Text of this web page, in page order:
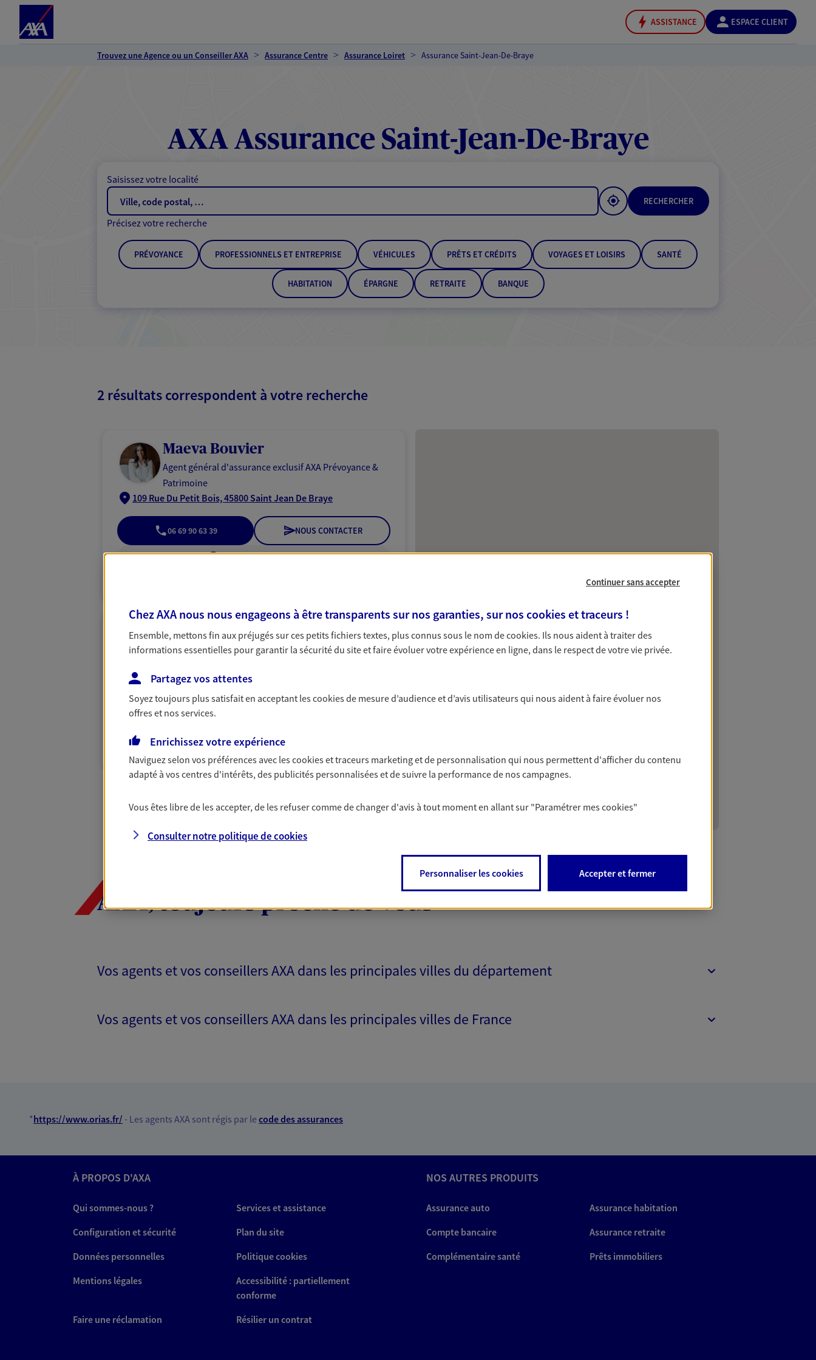
ASSISTANCE ESPACE CLIENT
Trouvez une Agence ou un Conseiller AXA Assurance Centre Assurance Loiret Assurance Saint-Jean-De-Braye
AXA Assurance Saint-Jean-De-Braye
Saisissez votre localité
RECHERCHER
Précisez votre recherche
PRÉVOYANCE PROFESSIONNELS ET ENTREPRISE VÉHICULES PRÊTS ET CRÉDITS VOYAGES ET LOISIRS SANTÉ
HABITATION ÉPARGNE RETRAITE BANQUE
2 résultats correspondent à votre recherche
Maeva Bouvier
Agent général d'assurance exclusif AXA Prévoyance &
Patrimoine
109 Rue Du Petit Bois, 45800 Saint Jean De Braye
06 69 90 63 39 NOUS CONTACTER
VOIR NOTRE SITE WEB
Mathilde Poisson
Conseiller AXA Epargne et Protection
45800 St Jean De Braye
06 43 85 19 16
VOIR NOTRE SITE WEB
AXA, toujours proche de vous
Vos agents et vos conseillers AXA dans les principales villes du département
Vos agents et vos conseillers AXA dans les principales villes de France
*https://www.orias.fr/ - Les agents AXA sont régis par lecode des assurances
À PROPOS D'AXA
Qui sommes-nous ?
Services et assistance
Configuration et sécurité
Plan du site
Données personnelles
Politique cookies
Mentions légales
Accessibilité : partiellement
conforme
Faire une réclamation
Résilier un contrat
NOS AUTRES PRODUITS
Assurance auto
Assurance habitation
Compte bancaire
Assurance retraite
Complémentaire santé
Prêts immobiliers
Continuer sans accepter
Chez AXA nous nous engageons à être transparents sur nos garanties, sur nos cookies et traceurs !
Ensemble, mettons fin aux préjugés sur ces petits fichiers textes, plus connus sous le nom decookies. Ils nous aident à traiter des
informations essentielles pour garantir la sécurité du site et faire évoluer votre expérience en ligne, dans le respect de votre vie privée.
Partagez vos attentes
Soyez toujours plus satisfait en acceptant lescookiesde mesure d’audience et d’avis utilisateurs qui nous aident à faire évoluer nos
offres et nos services.
Enrichissez votre expérience
Naviguez selon vos préférences avec lescookies et traceurs marketing et de personnalisation qui nous permettent d'afficher du contenu
adapté à vos centres d'intérêts, des publicités personnalisées et de suivre la performance de nos campagnes.
Vous êtes libre de les accepter, de les refuser comme de changer d'avis à tout moment en allant sur "Paramétrer mescookies"
Consulter notre politique decookies
Personnaliser les cookies Accepter et fermer